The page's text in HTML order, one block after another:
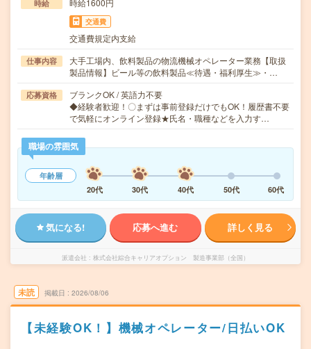
時給 時給1600円
交通費
交通費規定内支給
仕事内容
大手工場内、飲料製品の物流機械オペレーター業務【取扱
製品情報】ビール等の飲料製品≪待遇・福利厚生≫・…
応募資格
ブランクOK / 英語力不要
◆経験者歓迎！〇まずは事前登録だけでもOK！履歴書不要
で気軽にオンライン登録★氏名・職種などを入力す…
職場の雰囲気
年齢層
20代
30代 40代 50代 60代
気になる! 応募へ進む 詳しく見る
派遣会社 株式会社綜合キャリアオプション 製造事業部（全国）
未読 掲載日 2026/08/06
【未経験OK！】機械オペレーター/日払いOK